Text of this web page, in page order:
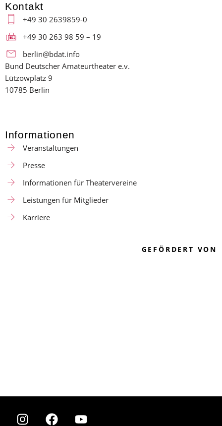
Kontakt
+49 30 2639859-0
+49 30 263 98 59 – 19
berlin@bdat.info
Bund Deutscher Amateurtheater e.v.
Lützowplatz 9
10785 Berlin
Informationen
Veranstaltungen
Presse
Informationen für Theatervereine
Leistungen für Mitglieder
Karriere
GEFÖRDERT VON